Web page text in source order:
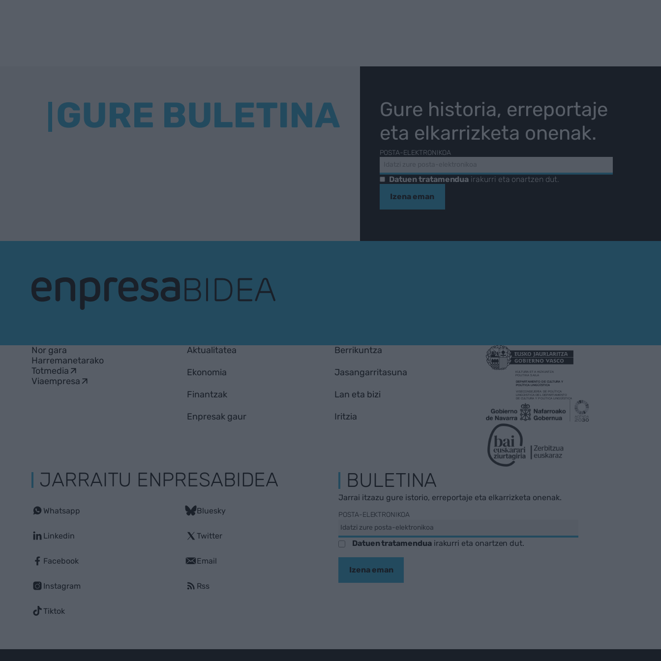
GURE BULETINA
Gure historia, erreportaje
eta elkarrizketa onenak.
POSTA-ELEKTRONIKOA
Datuen tratamendua irakurri eta onartzen dut.
Izena eman
Nor gara
Harremanetarako
Totmedia
Viaempresa
Aktualitatea
Ekonomia
Finantzak
Enpresak gaur
Berrikuntza
Jasangarritasuna
Lan eta bizi
Iritzia
JARRAITU ENPRESABIDEA
Whatsapp
Linkedin
Facebook
Instagram
Tiktok
Bluesky
Twitter
Email
Rss
BULETINA
Jarrai itzazu gure istorio, erreportaje eta elkarrizketa onenak.
POSTA-ELEKTRONIKOA
Datuen tratamenduairakurri eta onartzen dut.
Izena eman